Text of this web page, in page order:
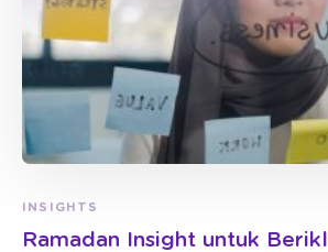
INSIGHTS
Ramadan Insight untuk